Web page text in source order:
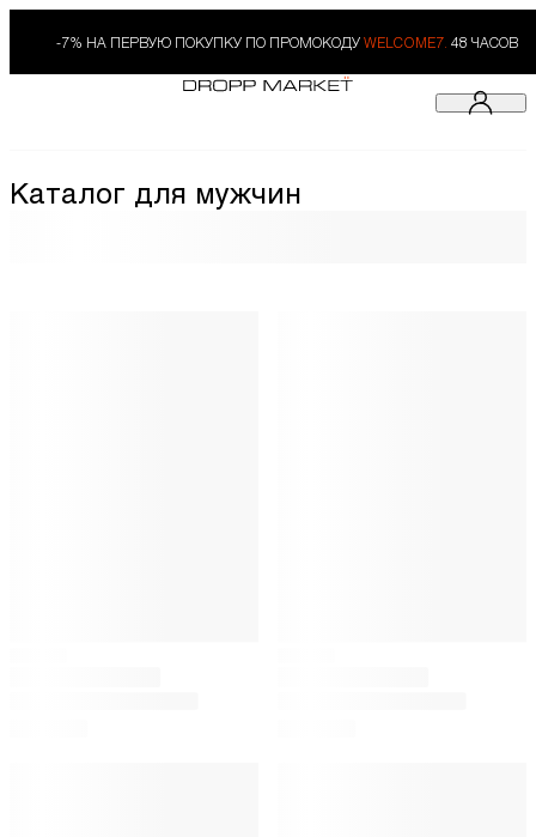
-7% НА ПЕРВУЮ ПОКУПКУ ПО ПРОМОКОДУ WELCOME7. 48 ЧАСОВ
Каталог для мужчин